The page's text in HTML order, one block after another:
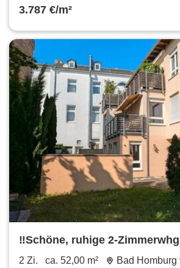
3.787 €/m²
‼️Schöne, ruhige 2-
Louisenstraße ‼️
2 Zi. ca. 52,00 m² Bad Homburg